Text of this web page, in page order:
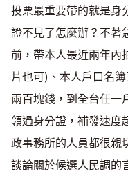
投票最重要帶的就是身
證不見了怎麼辦？不著
前，帶本人最近兩年內
片也可)、本人戶口名
兩百塊錢，到全台任一
領過身分證，補發速度
政事務所的人員都很親
談論關於候選人民調的